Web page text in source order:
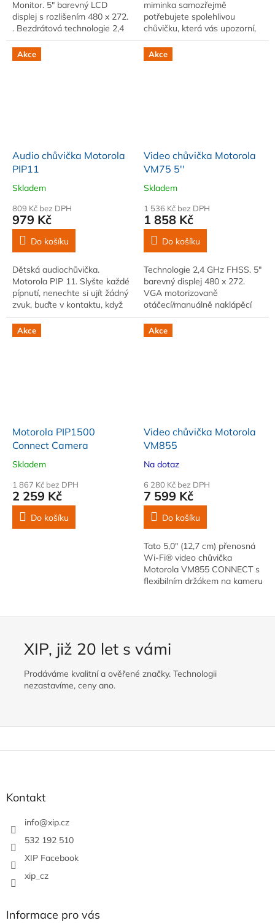
Monitor. 5" barevný LCD
displej s rozlišením 480 x 272.
. Bezdrátová technologie 2,4
GHz FHSS s dosahem až 1
000 stop.
miminka samozřejmě
potřebujete spolehlivou
chůvičku, která vás upozorní,
když vaše miminko potřebuje
své rodiče.
Akce
Audio chůvička Motorola
PIP11
Skladem
809 Kč bez DPH
979 Kč
Do košíku
Dětská audiochůvička.
Motorola PIP 11. Slyšte každé
pípnutí, nenechte si ujít žádný
zvuk, buďte v kontaktu, když
je vaše dítě vzhůru a nastavte
si optimální…
Akce
Video chůvička Motorola
VM75 5''
Skladem
1 536 Kč bez DPH
1 858 Kč
Do košíku
Technologie 2,4 GHz FHSS. 5"
barevný displej 480 x 272.
VGA motorizovaně
otáčecí/manuálně naklápěcí
kamera.
Akce
Motorola PIP1500
Connect Camera
Skladem
1 867 Kč bez DPH
2 259 Kč
Do košíku
Akce
Video chůvička Motorola
VM855
Na dotaz
6 280 Kč bez DPH
7 599 Kč
Do košíku
Tato 5,0" (12,7 cm) přenosná
Wi-Fi® video chůvička
Motorola VM855 CONNECT s
flexibilním držákem na kameru
XIP, již 20 let s vámi
Prodáváme kvalitní a ověřené značky. Technologii
nezastavíme, ceny ano.
Kontakt
info@xip.cz
532 192 510
XIP Facebook
xip_cz
Informace pro vás